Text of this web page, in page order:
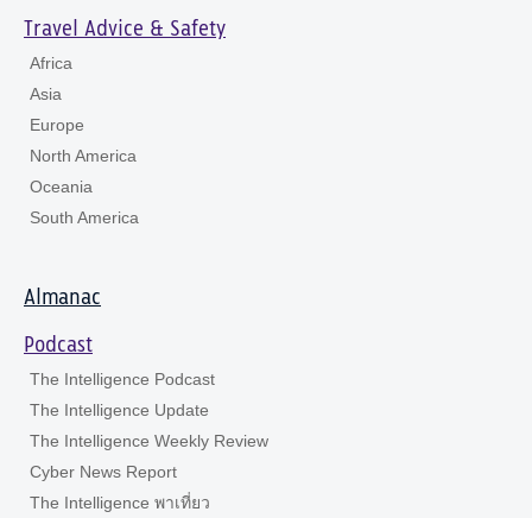
Travel Advice & Safety
Africa
Asia
Europe
North America
Oceania
South America
Almanac
Podcast
The Intelligence Podcast
The Intelligence Update
The Intelligence Weekly Review
Cyber News Report
The Intelligence พาเที่ยว